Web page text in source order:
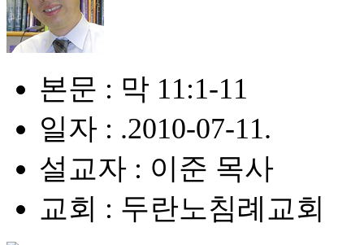
본문 : 막 11:1-11
일자 : .2010-07-11.
설교자 : 이준 목사
교회 : 두란노침례교회